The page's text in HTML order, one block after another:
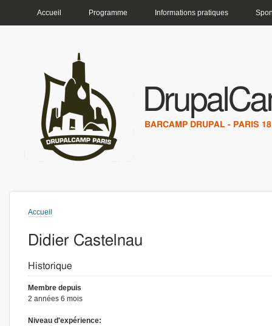
Accueil Programme Informations pratiques
BARCAMP DRUPAL - PARIS
Vous êtes ici
Accueil
Didier Castelnau
Historique
Membre depuis
2 années 6 mois
Niveau d'expérience: